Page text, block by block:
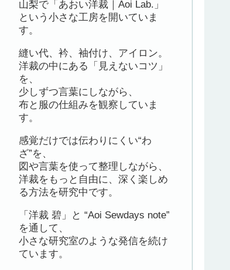
山梨で「あおい洋裁｜Aoi Lab.」
という小さな工房を開いていま
す。
縫い代、衿、袖付け、アイロン。
洋裁の中にある「見えないコツ」
を、
少しずつ言葉にしながら、
布と服の仕組みを観察していま
す。
感覚だけでは伝わりにくい“わ
ざ”を、
図や言葉を使って整理しながら、
洋裁をもっと自由に、深く楽しめ
る方法を研究中です。
「洋裁 碧」と “Aoi Sewdays note”
を通して、
小さな研究室のような発信を続け
ています。